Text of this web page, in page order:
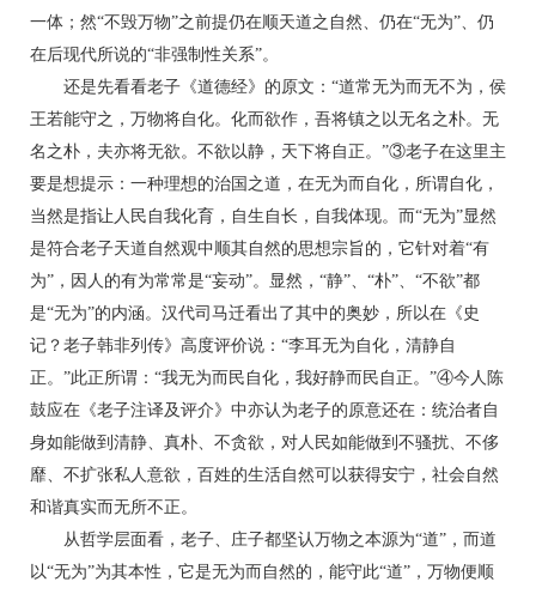
一体；然“不毁万物”之前提仍在顺天道之自然、仍在“无为”、仍
在后现代所说的“非强制性关系”。
还是先看看老子《道德经》的原文：“道常无为而无不为，侯
王若能守之，万物将自化。化而欲作，吾将镇之以无名之朴。无
名之朴，夫亦将无欲。不欲以静，天下将自正。”③老子在这里主
要是想提示：一种理想的治国之道，在无为而自化，所谓自化，
当然是指让人民自我化育，自生自长，自我体现。而“无为”显然
是符合老子天道自然观中顺其自然的思想宗旨的，它针对着“有
为”，因人的有为常常是“妄动”。显然，“静”、“朴”、“不欲”都
是“无为”的内涵。汉代司马迁看出了其中的奥妙，所以在《史
记？老子韩非列传》高度评价说：“李耳无为自化，清静自
正。”此正所谓：“我无为而民自化，我好静而民自正。”④今人陈
鼓应在《老子注译及评介》中亦认为老子的原意还在：统治者自
身如能做到清静、真朴、不贪欲，对人民如能做到不骚扰、不侈
靡、不扩张私人意欲，百姓的生活自然可以获得安宁，社会自然
和谐真实而无所不正。
从哲学层面看，老子、庄子都坚认万物之本源为“道”，而道
以“无为”为其本性，它是无为而自然的，能守此“道”，万物便顺